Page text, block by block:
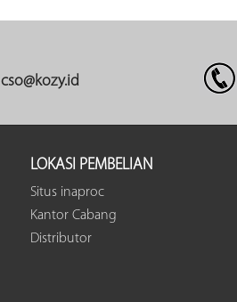
cso@kozy.id
LOKASI PEMBELIAN
Situs inaproc
Kantor Cabang
Distributor